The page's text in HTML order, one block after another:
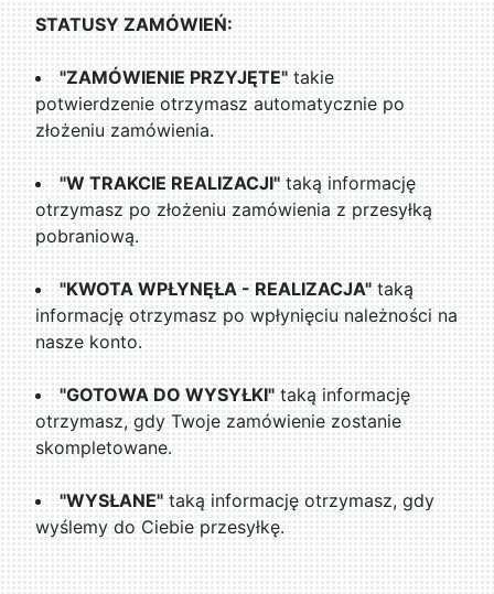
STATUSY ZAMÓWIEŃ:
"ZAMÓWIENIE PRZYJĘTE" takie
potwierdzenie otrzymasz automatycznie po
złożeniu zamówienia.
"W TRAKCIE REALIZACJI" taką informację
otrzymasz po złożeniu zamówienia z przesyłką
pobraniową.
"KWOTA WPŁYNĘŁA - REALIZACJA" taką
informację otrzymasz po wpłynięciu należności na
nasze konto.
"GOTOWA DO WYSYŁKI" taką informację
otrzymasz, gdy Twoje zamówienie zostanie
skompletowane.
"WYSŁANE" taką informację otrzymasz, gdy
wyślemy do Ciebie przesyłkę.